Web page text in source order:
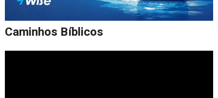
Caminhos Bíblicos